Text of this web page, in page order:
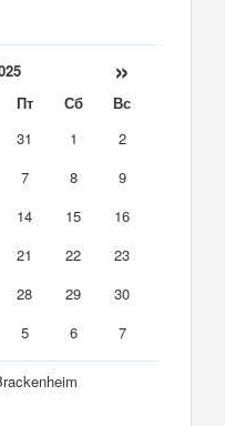
»
Пт Сб
Вс
31 1
2
7 8
9
14 15
16
21 22
23
28 29
30
5 6 7